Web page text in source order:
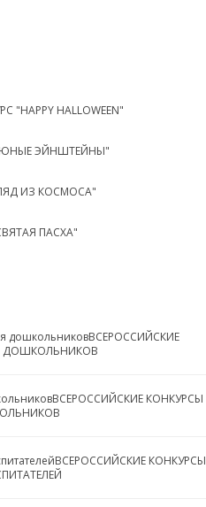
HALLOWEEN"
ЭЙНШТЕЙНЫ"
ИЗ КОСМОСА"
ПАСХА"
ВСЕРОССИЙСКИЕ
ДОШКОЛЬНИКОВ
ВСЕРОССИЙСКИЕ КОНКУРСЫ
ВСЕРОССИЙСКИЕ КОНКУРСЫ